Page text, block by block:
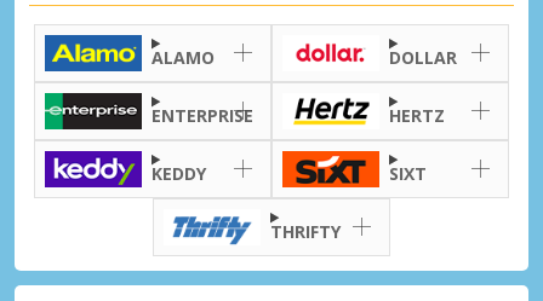
ALAMO DOLLAR
ENTERPRISE HERTZ
KEDDY SIXT
THRIFTY